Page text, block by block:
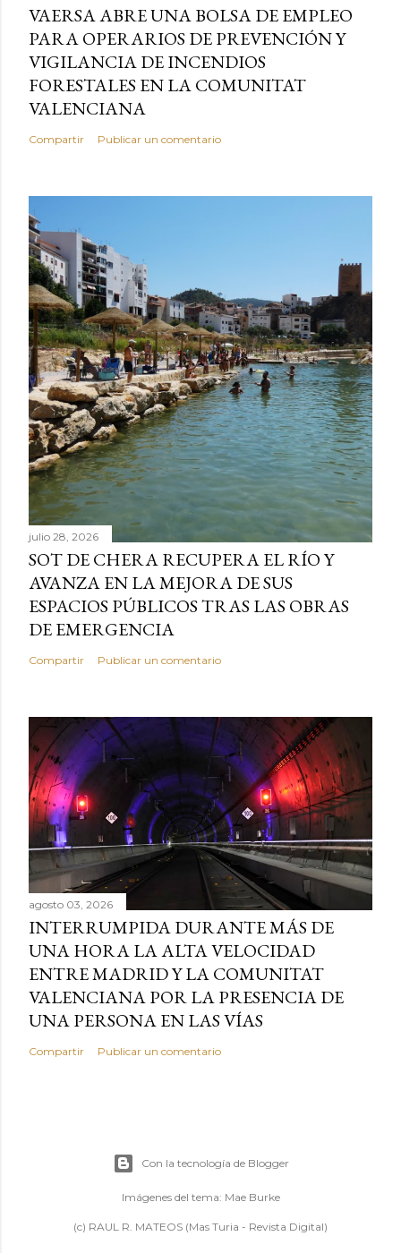
VAERSA ABRE UNA BOLSA DE EMPLEO
PARA OPERARIOS DE PREVENCIÓN Y
VIGILANCIA DE INCENDIOS
FORESTALES EN LA COMUNITAT
VALENCIANA
Compartir Publicar un comentario
julio 28, 2026
SOT DE CHERA RECUPERA EL RÍO Y
AVANZA EN LA MEJORA DE SUS
ESPACIOS PÚBLICOS TRAS LAS OBRAS
DE EMERGENCIA
Compartir Publicar un comentario
agosto 03, 2026
INTERRUMPIDA DURANTE MÁS DE
UNA HORA LA ALTA VELOCIDAD
ENTRE MADRID Y LA COMUNITAT
VALENCIANA POR LA PRESENCIA DE
UNA PERSONA EN LAS VÍAS
Compartir Publicar un comentario
Con la tecnología de Blogger
Imágenes del tema: Mae Burke
(c) RAUL R. MATEOS (Mas Turia - Revista Digital)